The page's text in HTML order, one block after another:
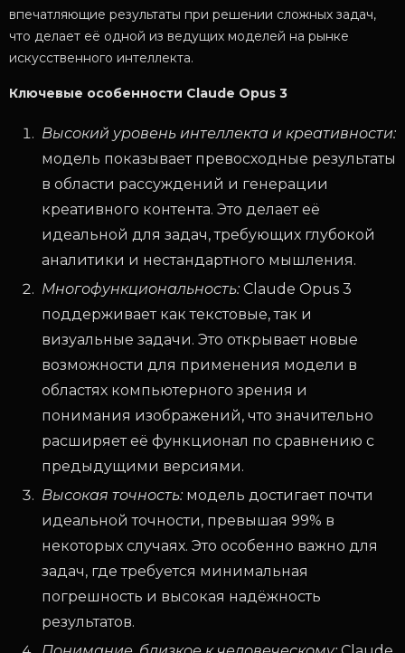
впечатляющие результаты при решении сложных задач,
что делает её одной из ведущих моделей на рынке
искусственного интеллекта.
Ключевые особенности Claude Opus 3
Высокий уровень интеллекта и креативности:
модель показывает превосходные результаты
в области рассуждений и генерации
креативного контента. Это делает её
идеальной для задач, требующих глубокой
аналитики и нестандартного мышления.
Многофункциональность: Claude Opus 3
поддерживает как текстовые, так и
визуальные задачи. Это открывает новые
возможности для применения модели в
областях компьютерного зрения и
понимания изображений, что значительно
расширяет её функционал по сравнению с
предыдущими версиями.
Высокая точность: модель достигает почти
идеальной точности, превышая 99% в
некоторых случаях. Это особенно важно для
задач, где требуется минимальная
погрешность и высокая надёжность
результатов.